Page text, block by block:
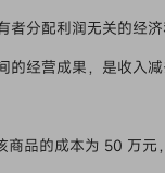
分配利润无关的经
经营成果，是收入
品的成本为 50 万元